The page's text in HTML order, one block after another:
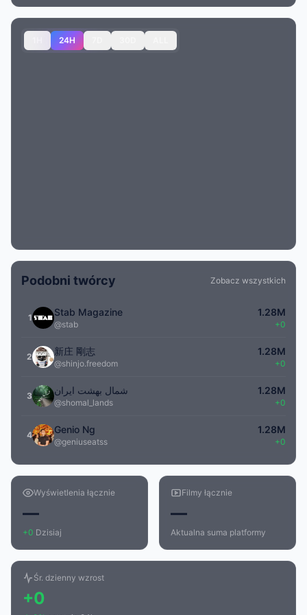
24H
Podobni twórcy Zobacz wszystkich
1 Stab Magazine
@stab
1.28M
+0
2 新庄 剛志
@shinjo.freedom
1.28M
+0
3 شمال بهشت ایران
@shomal_lands
1.28M
+0
4 Genio Ng
@geniuseatss
1.28M
+0
Wyświetlenia łącznie
—
+0 Dzisiaj
Filmy łącznie
—
Aktualna suma platformy
Śr. dzienny wzrost
+0